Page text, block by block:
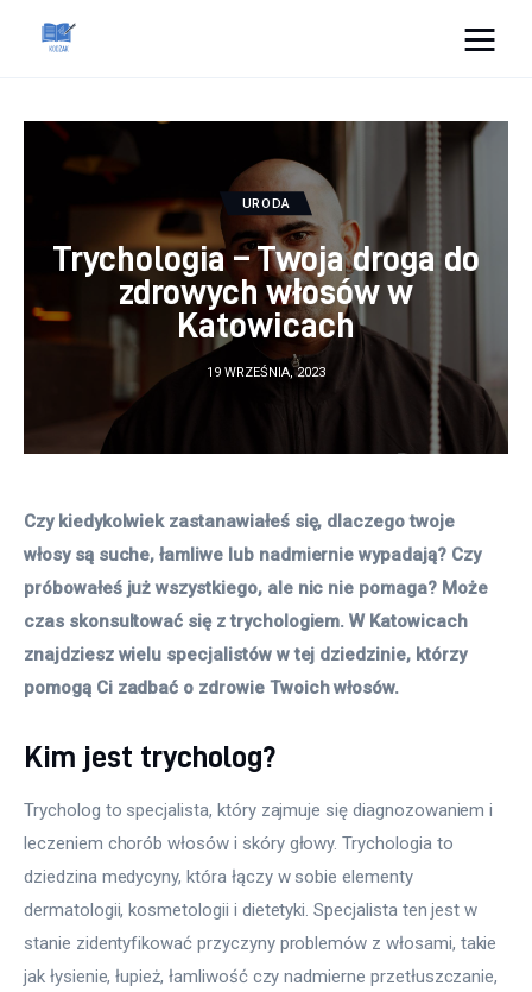
Dom i ogród
Zdrowie
Lifestyle
Więcej
URODA
Trychologia – Twoja droga do
zdrowych włosów w
Katowicach
19 WRZEŚNIA, 2023
Czy kiedykolwiek zastanawiałeś się, dlaczego twoje
włosy są suche, łamliwe lub nadmiernie wypadają? Czy
próbowałeś już wszystkiego, ale nic nie pomaga? Może
czas skonsultować się z trychologiem. W Katowicach
znajdziesz wielu specjalistów w tej dziedzinie, którzy
pomogą Ci zadbać o zdrowie Twoich włosów.
Kim jest trycholog?
Trycholog to specjalista, który zajmuje się diagnozowaniem i
leczeniem chorób włosów i skóry głowy. Trychologia to
dziedzina medycyny, która łączy w sobie elementy
dermatologii, kosmetologii i dietetyki. Specjalista ten jest w
stanie zidentyfikować przyczyny problemów z włosami, takie
jak łysienie, łupież, łamliwość czy nadmierne przetłuszczanie,